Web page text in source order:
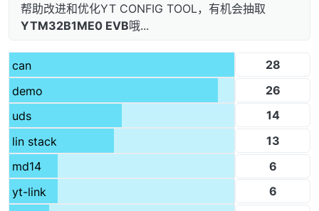
帮助改进和优化YT CONFIG TOOL，有机会抽取
YTM32B1ME0 EVB哦...
can
28
demo
26
uds
14
lin stack
13
md14
6
yt-link
6